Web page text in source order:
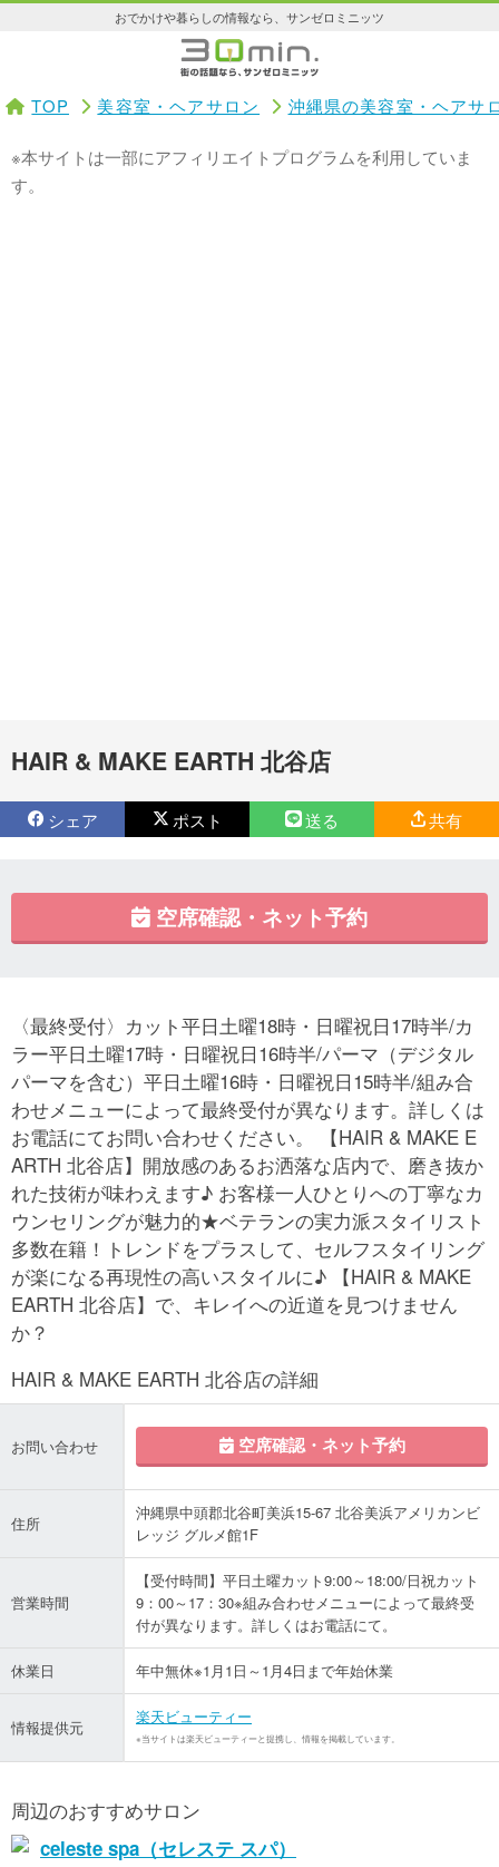
おでかけや暮らしの情報なら、サンゼロミニッツ
TOP 美容室・ヘアサロン 沖縄県の美容室・ヘアサ
※本サイトは一部にアフィリエイトプログラムを利用していま
す。
HAIR & MAKE EARTH 北谷店
シェア ポスト 送る 共有
空席確認・ネット予約
〈最終受付〉カット平日土曜18時・日曜祝日17時半/カ
ラー平日土曜17時・日曜祝日16時半/パーマ（デジタル
パーマを含む）平日土曜16時・日曜祝日15時半/組み合
わせメニューによって最終受付が異なります。詳しくは
お電話にてお問い合わせください。 【HAIR & MAKE E
ARTH 北谷店】開放感のあるお洒落な店内で、磨き抜か
れた技術が味わえます♪ お客様一人ひとりへの丁寧なカ
ウンセリングが魅力的★ベテランの実力派スタイリスト
多数在籍！トレンドをプラスして、セルフスタイリング
が楽になる再現性の高いスタイルに♪ 【HAIR & MAKE
EARTH 北谷店】で、キレイへの近道を見つけません
か？
HAIR & MAKE EARTH 北谷店の詳細
お問い合わせ 空席確認・ネット予約
住所
沖縄県中頭郡北谷町美浜15-67 北谷美浜アメリカンビ
レッジ グルメ館1F
営業時間
【受付時間】平日土曜カット9:00～18:00/日祝カット
9：00～17：30※組み合わせメニューによって最終受
付が異なります。詳しくはお電話にて。
休業日 年中無休※1月1日～1月4日まで年始休業
情報提供元
楽天ビューティー
※当サイトは楽天ビューティーと提携し、情報を掲載しています。
周辺のおすすめサロン
celeste spa（セレステ スパ）